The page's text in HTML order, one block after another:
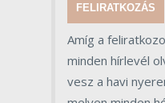
FELIRATKOZÁS
Amíg a
minden hírlevél
vesz a havi